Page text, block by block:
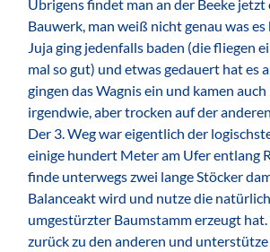
Übrigens findet man an der Beeke jetzt
Bauwerk, man weiß nicht genau was es
Juja ging jedenfalls baden (die fliegen
mal so gut) und etwas gedauert hat es
gingen das Wagnis ein und kamen auch
irgendwie, aber trocken auf der anderen
Der 3. Weg war eigentlich der
einige hundert Meter am Ufer entlang
finde unterwegs zwei lange Stöcker
Balanceakt wird und nutze die
umgestürzter Baumstamm erzeugt hat.
zurück zu den anderen und